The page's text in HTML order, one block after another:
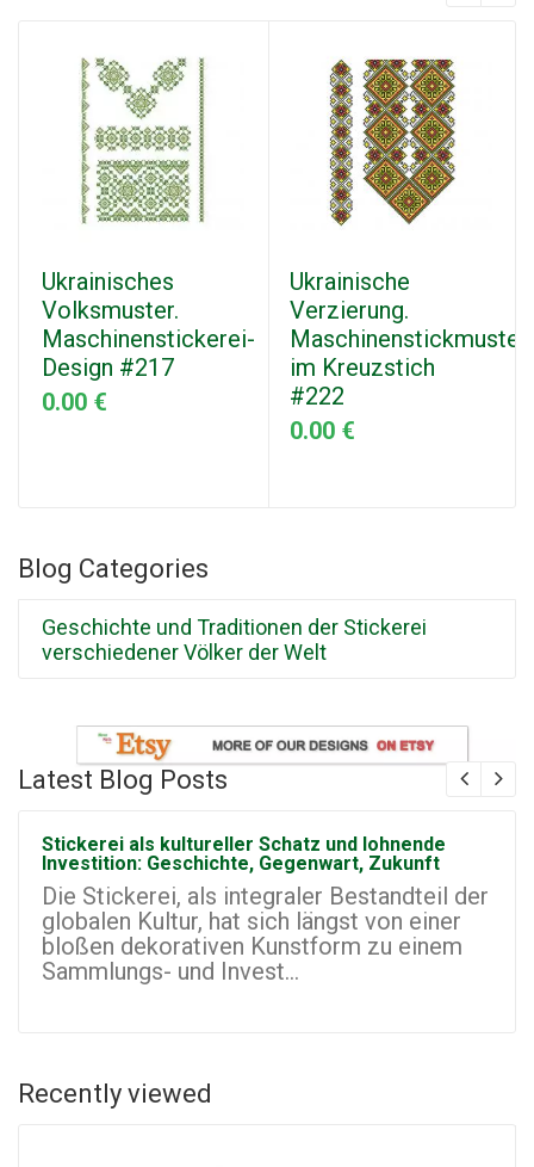
Ukrainisches
Volksmuster.
Maschinenstickerei-
Design #217
0.00 €
Ukrainische
Verzierung.
Maschinenstickmuster
im Kreuzstich
#222
0.00 €
Blog Categories
Geschichte und Traditionen der Stickerei
verschiedener Völker der Welt
Latest Blog Posts
Stickerei als kultureller Schatz und lohnende
Investition: Geschichte, Gegenwart, Zukunft
Die Stickerei, als integraler Bestandteil der
globalen Kultur, hat sich längst von einer
bloßen dekorativen Kunstform zu einem
Sammlungs- und Invest...
Recently viewed